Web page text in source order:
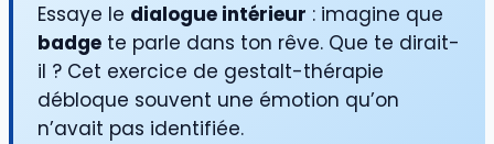
Essaye le dialogue intérieur : imagine que
badge te parle dans ton rêve. Que te dirait-
il ? Cet exercice de gestalt-thérapie
débloque souvent une émotion qu’on
n’avait pas identifiée.